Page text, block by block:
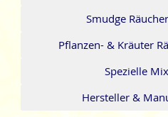
Smudge
Pflanzen- & Kräuter
Spezielle
Hersteller &